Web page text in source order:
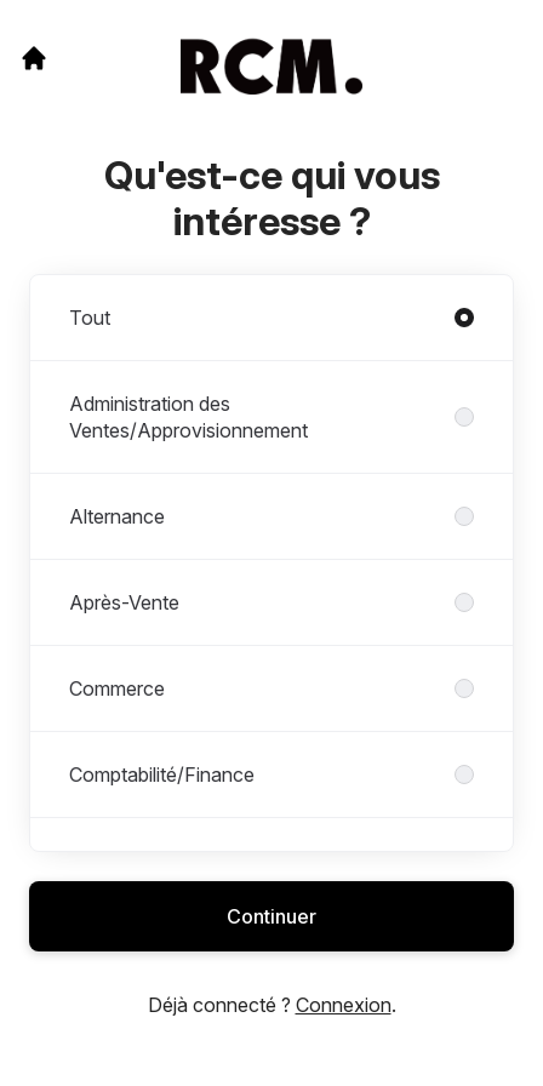
Qu'est-ce qui vous
intéresse ?
Tout
Administration des
Ventes/Approvisionnement
Alternance
Après-Vente
Commerce
Comptabilité/Finance
IT
Continuer
Déjà connecté ? Connexion.